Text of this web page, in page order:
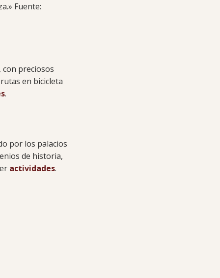
Fuente:
, con preciosos
en bicicleta
.
por los palacios
de historia,
actividades.